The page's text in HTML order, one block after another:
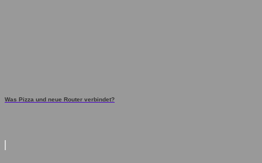
Was Pizza und neue Router verbindet?